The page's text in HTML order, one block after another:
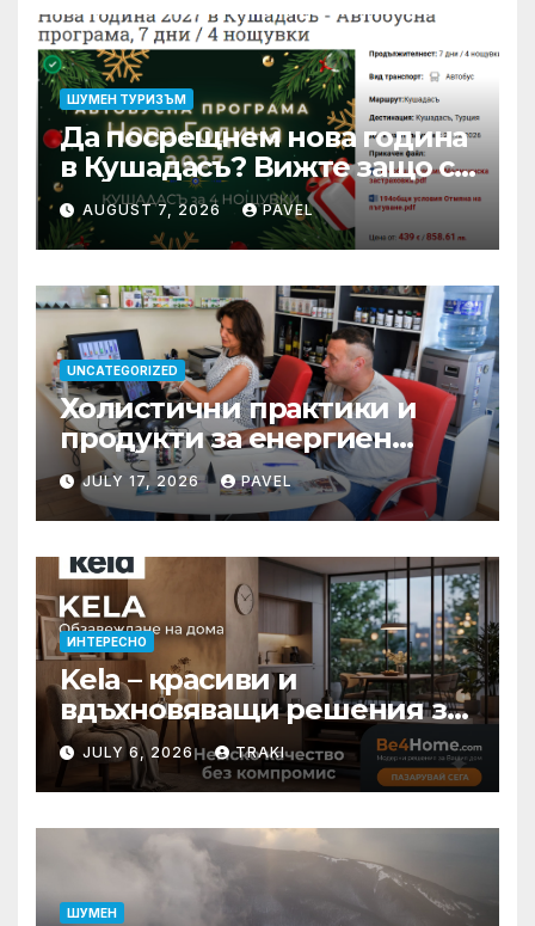
ШУМЕН ТУРИЗЪМ
Да посрещнем нова година
в Кушадасъ? Вижте защо си
заслужава …
AUGUST 7, 2026 PAVEL
UNCATEGORIZED
Холистични практики и
продукти за енергиен
баланс в ежедневието
JULY 17, 2026 PAVEL
ИНТЕРЕСНО
Kela – красиви и
вдъхновяващи решения за
вашия дом
JULY 6, 2026 TRAKI
ШУМЕН